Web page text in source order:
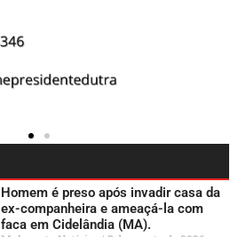
Homem é preso após invadir casa da
ex-companheira e ameaçá-la com
faca em Cidelândia (MA).